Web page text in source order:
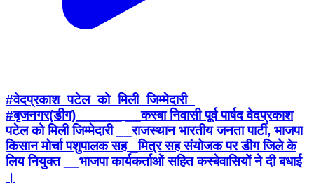
#वेदप्रकाश_पटेल_को_मिली_जिम्मेदारी_
#बृजनगर(डीग)______ __कस्बा निवासी पूर्व पार्षद वेदप्रकाश
पटेल को मिली जिम्मेदारी __राजस्थान भारतीय जनता पार्टी, भाजपा
किसान मोर्चा पशुपालक सह _मित्र सह संयोजक पर डीग जिले के
लिय नियुक्त __भाजपा कार्यकर्ताओं सहित कस्बेवासियों ने दी बधाई
।